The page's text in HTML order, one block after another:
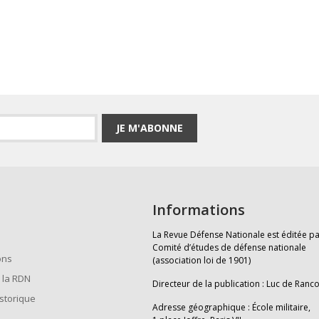
JE M'ABONNE
RDN
Informations
La Revue Défense Nationale est éditée
Comité d’études de défense nationale
(association loi de 1901)
Directeur de la publication : Luc de
Adresse géographique : École militaire,